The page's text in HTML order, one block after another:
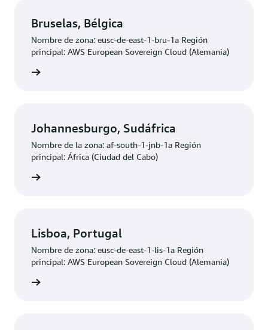
Bruselas, Bélgica
Nombre de zona: eusc-de-east-1-bru-1a Región
principal: AWS European Sovereign Cloud (Alemania)
Johannesburgo, Sudáfrica
Nombre de la zona: af-south-1-jnb-1a Región
principal: África (Ciudad del Cabo)
Lisboa, Portugal
Nombre de zona: eusc-de-east-1-lis-1a Región
principal: AWS European Sovereign Cloud (Alemania)